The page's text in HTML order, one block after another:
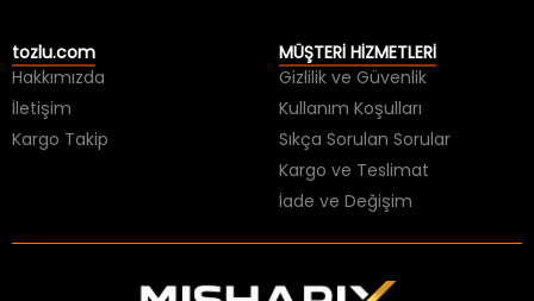
tozlu.com
Hakkımızda
İletişim
Kargo Takip
MÜŞTERİ HİZMETLERİ
Gizlilik ve Güvenlik
Kullanım Koşulları
Sıkça Sorulan Sorular
Kargo ve Teslimat
İade ve Değişim